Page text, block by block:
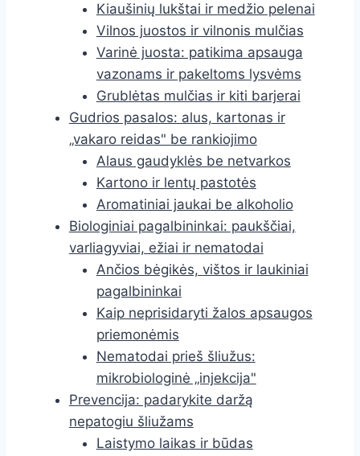
Kiaušinių lukštai ir medžio pelenai
Vilnos juostos ir vilnonis mulčias
Varinė juosta: patikima apsauga
vazonams ir pakeltoms lysvėms
Grublėtas mulčias ir kiti barjerai
Gudrios pasalos: alus, kartonas ir
„vakaro reidas" be rankiojimo
Alaus gaudyklės be netvarkos
Kartono ir lentų pastotės
Aromatiniai jaukai be alkoholio
Biologiniai pagalbininkai: paukščiai,
varliagyviai, ežiai ir nematodai
Ančios bėgikės, vištos ir laukiniai
pagalbininkai
Kaip neprisidaryti žalos apsaugos
priemonėmis
Nematodai prieš šliužus:
mikrobiologinė „injekcija"
Prevencija: padarykite daržą
nepatogiu šliužams
Laistymo laikas ir būdas